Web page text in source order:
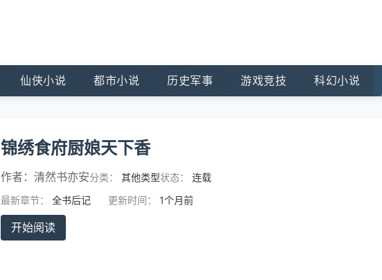
仙侠小说 都市小说 历史军事 游戏竞技 科幻小说
锦绣食府厨娘天下香
作者： 清然书亦安分类： 其他类型状态：
连载
最新章节：
全书后记 更新时间： 1个月前
开始阅读